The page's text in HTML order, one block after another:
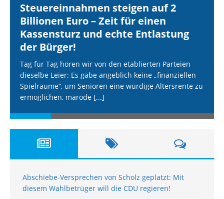
Steuereinnahmen steigen auf 2
Billionen Euro – Zeit für einen
Kassensturz und echte Entlastung
der Bürger!
Tag für Tag hören wir von den etablierten Parteien
dieselbe Leier: Es gäbe angeblich keine „finanziellen
Spielräume“, um Senioren eine würdige Altersrente zu
ermöglichen, marode [...]
Abschiebe-Versprechen von Scholz geplatzt: Mit
diesem Wahlbetrüger will die CDU regieren!